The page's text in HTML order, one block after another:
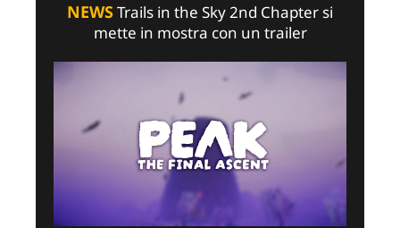
NEWSTrails in the Sky 2nd Chapter si
mette in mostra con un trailer